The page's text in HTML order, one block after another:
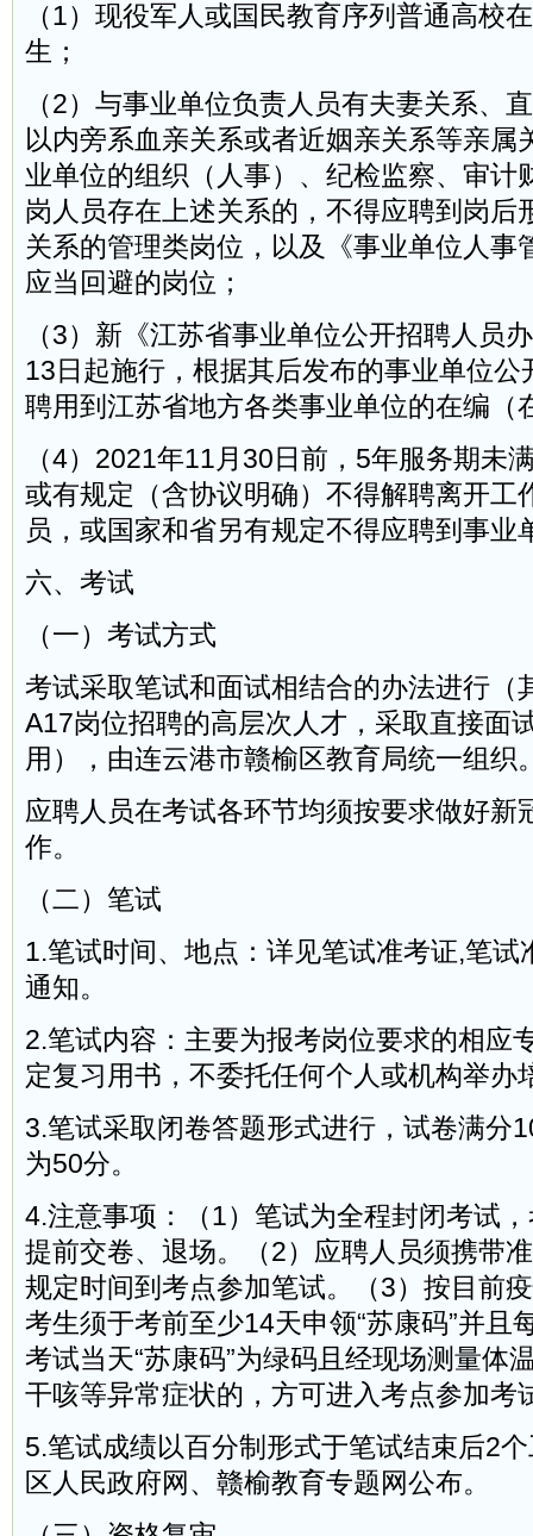
（1）现役军人或国民教育序列普通高校
生；
（2）与事业单位负责人员有夫妻关系、
以内旁系血亲关系或者近姻亲关系等亲属
业单位的组织（人事）、纪检监察、审计
岗人员存在上述关系的，不得应聘到岗后
关系的管理类岗位，以及《事业单位人事
应当回避的岗位；
（3）新《江苏省事业单位公开招聘人员
13日起施行，根据其后发布的事业单位公
聘用到江苏省地方各类事业单位的在编（
（4）2021年11月30日前，5年服务期未
或有规定（含协议明确）不得解聘离开工
员，或国家和省另有规定不得应聘到事业
六、考试
（一）考试方式
考试采取笔试和面试相结合的办法进行（
A17岗位招聘的高层次人才，采取直接面
用），由连云港市赣榆区教育局统一组织
应聘人员在考试各环节均须按要求做好新
作。
（二）笔试
1.笔试时间、地点：详见笔试准考证,笔试
通知。
2.笔试内容：主要为报考岗位要求的相应
定复习用书，不委托任何个人或机构举办
3.笔试采取闭卷答题形式进行，试卷满分
为50分。
4.注意事项：（1）笔试为全程封闭考试
提前交卷、退场。（2）应聘人员须携带
规定时间到考点参加笔试。（3）按目前
考生须于考前至少14天申领“苏康码”并且
考试当天“苏康码”为绿码且经现场测量体
干咳等异常症状的，方可进入考点参加考
5.笔试成绩以百分制形式于笔试结束后2
区人民政府网、赣榆教育专题网公布。